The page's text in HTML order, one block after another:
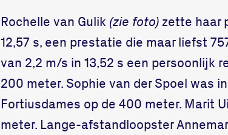
Rochelle van Gulik (zie foto) zette haar
12,57 s, een prestatie die maar liefst
van 2,2 m/s in 13,52 s een persoonlijk
200 meter. Sophie van der Spoel was
Fortiusdames op de 400 meter. Marit
meter. Lange-afstandloopster